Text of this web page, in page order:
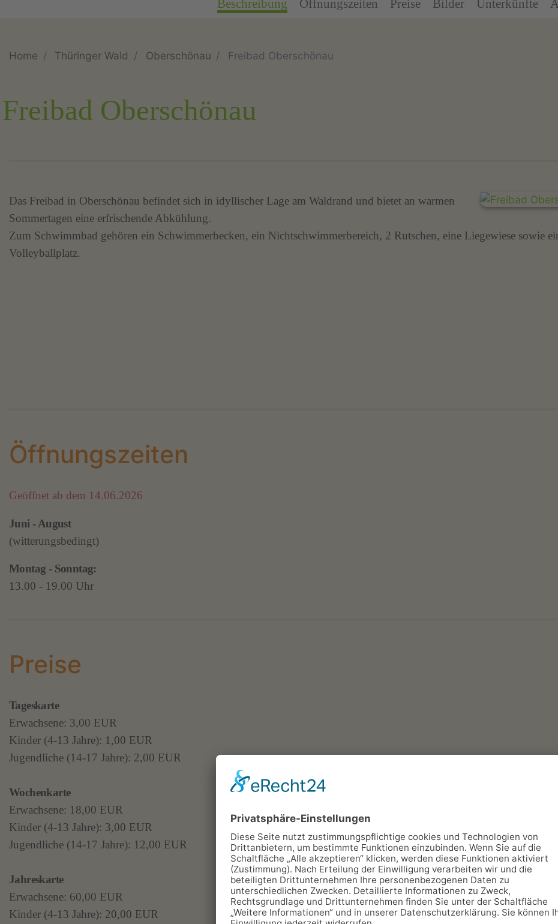
Beschreibung Öffnungszeiten Preise Bilder Unterkünfte
Home Thüringer Wald Oberschönau Freibad Oberschönau
Freibad Oberschönau
Das Freibad in Oberschönau befindet sich in idyllischer Lage am Waldrand und bietet an warmen
Sommertagen eine erfrischende Abkühlung.
Zum Schwimmbad gehören ein Schwimmerbecken, ein Nichtschwimmerbereich, 2 Rutschen, eine Liegewiese sowie
Volleyballplatz.
Öffnungszeiten
Geöffnet ab dem 14.06.2026
Juni - August
(witterungsbedingt)
Montag - Sonntag:
13.00 - 19.00 Uhr
Preise
Tageskarte
Erwachsene: 3,00 EUR
Kinder (4-13 Jahre): 1,00 EUR
Jugendliche (14-17 Jahre): 2,00 EUR
Wochenkarte
Erwachsene: 18,00 EUR
Kinder (4-13 Jahre): 3,00 EUR
Jugendliche (14-17 Jahre): 12,00 EUR
Jahreskarte
Erwachsene: 60,00 EUR
Kinder (4-13 Jahre): 20,00 EUR